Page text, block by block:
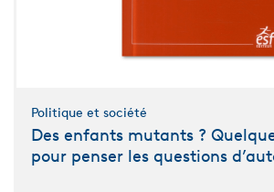
Politique et société
Des enfants mutants ?
pour penser les questions